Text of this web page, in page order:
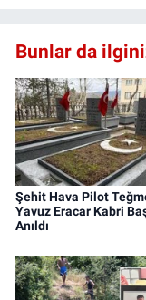
Bunlar da
Şehit Hava Pilot
Yavuz Eracar Kabri
Anıldı